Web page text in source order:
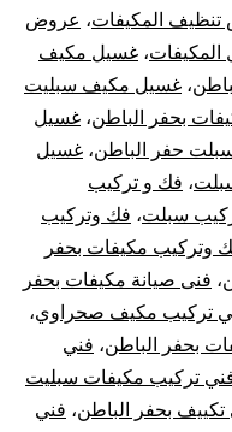
المكيفات، عروض
، غسيل مكيف
، غسيل مكيف سبليت
بحفر الباطن، غسيل
حفر الباطن، غسيل
، فك و تركيب
سبلت، فك وتركيب
وتركيب مكيفات بحفر
، فنى صيانة مكيفات بحفر
تركيب مكيف صحراوي،
بحفر الباطن، فني
تركيب مكيفات سبليت
تكييف بحفر الباطن، فني